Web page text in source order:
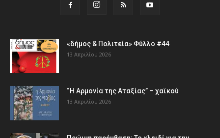
«δήμος & Πολιτεία» Φύλλο #44
13 Απριλίου 2026
“Η Αρμονία της Αταξίας” – χαϊκού
13 Απριλίου 2026